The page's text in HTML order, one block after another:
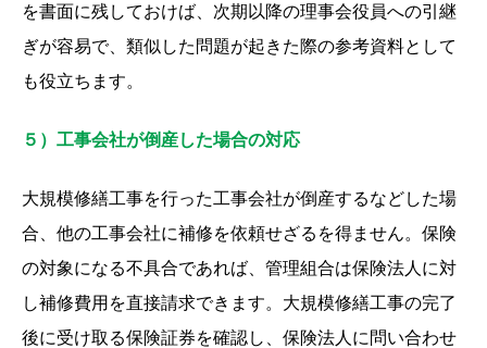
を書面に残しておけば、次期以降の理事会役員への引継
ぎが容易で、類似した問題が起きた際の参考資料として
も役立ちます。
５）工事会社が倒産した場合の対応
大規模修繕工事を行った工事会社が倒産するなどした場
合、他の工事会社に補修を依頼せざるを得ません。保険
の対象になる不具合であれば、管理組合は保険法人に対
し補修費用を直接請求できます。大規模修繕工事の完了
後に受け取る保険証券を確認し、保険法人に問い合わせ